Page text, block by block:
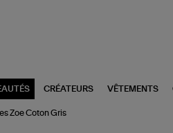
CRÉATEURS VÊTEMENTS
Zoe Coton Gris